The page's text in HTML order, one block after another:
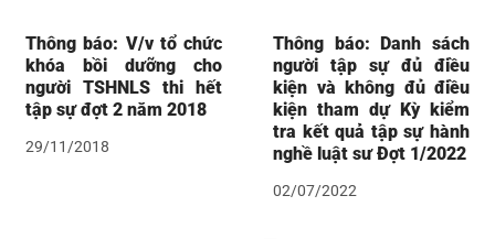
Thông báo: V/v tổ chức
khóa bồi dưỡng cho
người TSHNLS thi hết
tập sự đợt 2 năm 2018
29/11/2018
Thông báo: Danh sách
người tập sự đủ điều
kiện và không đủ điều
kiện tham dự Kỳ kiểm
tra kết quả tập sự hành
nghề luật sư Đợt 1/2022
02/07/2022